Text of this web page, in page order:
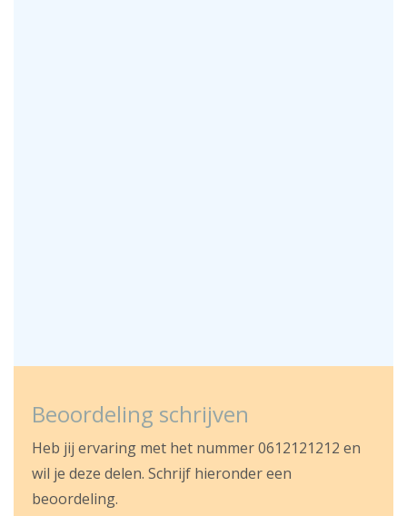
Beoordeling schrijven
Heb jij ervaring met het nummer 0612121212 en
wil je deze delen. Schrijf hieronder een
beoordeling.